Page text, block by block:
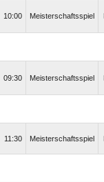
10:00 Meisterschaftsspiel
09:30 Meisterschaftsspiel
11:30 Meisterschaftsspiel